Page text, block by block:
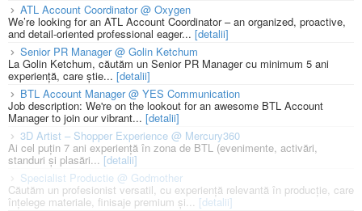
ATL Account Coordinator @ Oxygen
We’re looking for an ATL Account Coordinator – an organized, proactive,
and detail-oriented professional eager... [detalii]
Senior PR Manager @ Golin Ketchum
La Golin Ketchum, căutăm un Senior PR Manager cu minimum 5 ani
experiență, care știe... [detalii]
BTL Account Manager @ YES Communication
Job description: We're on the lookout for an awesome BTL Account
Manager to join our vibrant... [detalii]
3D Artist – Shopper Experience @ Mercury360
Ai cel puțin 7 ani experiență în zona de BTL (evenimente, activări,
standuri și plasări... [detalii]
Specialist Productie @ Godmother
Căutăm un profesionist versatil, cu experiență relevantă în producție, care
înțelege materiale, finisaje premium și... [detalii]